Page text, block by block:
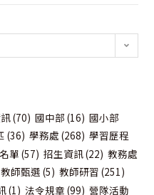
(70) 國中部 (16) 國小部
(36) 學務處 (268) 學習歷程
單 (57) 招生資訊(22) 教務處
教師甄選 (5) 教師研習 (251)
(1) 法令規章 (99) 營隊活動